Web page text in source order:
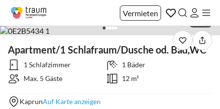
Vermieten
Apartment/1 Schlafraum/Dusche od. Bad,WC
1 Schlafzimmer
1 Bäder
Max. 5 Gäste
12 m²
KaprunAuf Karte anzeigen